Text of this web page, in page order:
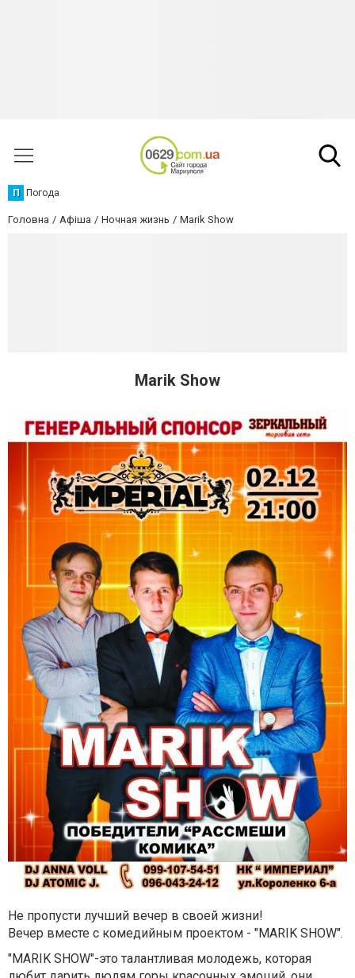
П Погода
Головна Афіша Ночная жизнь Marik Show
Marik Show
Не пропусти лучший вечер в своей жизни!
Вечер вместе с комедийным проектом - "MARIK SHOW".
"MARIK SHOW"-это талантливая молодежь, которая